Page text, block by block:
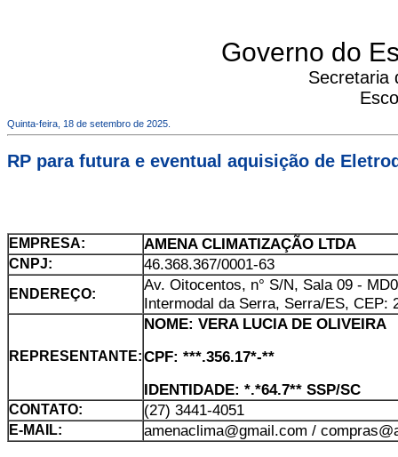
Governo do
Secretaria
Quinta-feira, 18 de setembro de 2025.
RP para futura e eventual aquisição de
EMPRESA: AMENA CLIMATIZAÇÃO LTDA
CNPJ: 46.368.367/0001-63
ENDEREÇO:
Av. Oitocentos, n° S/N, Sala 09 -
Intermodal da Serra, Serra/ES, CEP:
REPRESENTANTE:
NOME: VERA LUCIA DE OLIVEIRA
CPF: ***.356.17*-**
IDENTIDADE: *.*64.7** SSP/SC
CONTATO: (27) 3441-4051
E-MAIL: amenaclima@gmail.com /